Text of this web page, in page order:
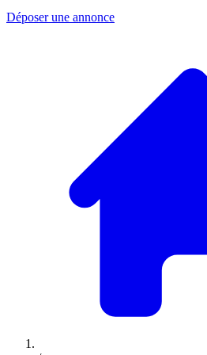
Déposer une annonce